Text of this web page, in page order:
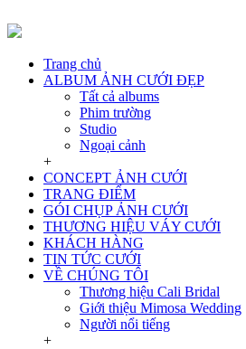
Trang chủ
ALBUM ẢNH CƯỚI ĐẸP
Tất cả albums
Phim trường
Studio
Ngoại cảnh
+
CONCEPT ẢNH CƯỚI
TRANG ĐIỂM
GÓI CHỤP ẢNH CƯỚI
THƯƠNG HIỆU VÁY CƯỚI
KHÁCH HÀNG
TIN TỨC CƯỚI
VỀ CHÚNG TÔI
Thương hiệu Cali Bridal
Giới thiệu Mimosa Wedding
Người nổi tiếng
+